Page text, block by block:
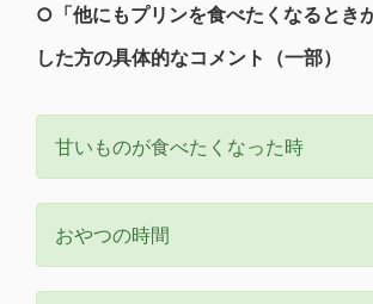
○ 「他にもプリンを食べたくなるとき
した方の具体的なコメント（一部）
甘いものが食べたくなった時
おやつの時間